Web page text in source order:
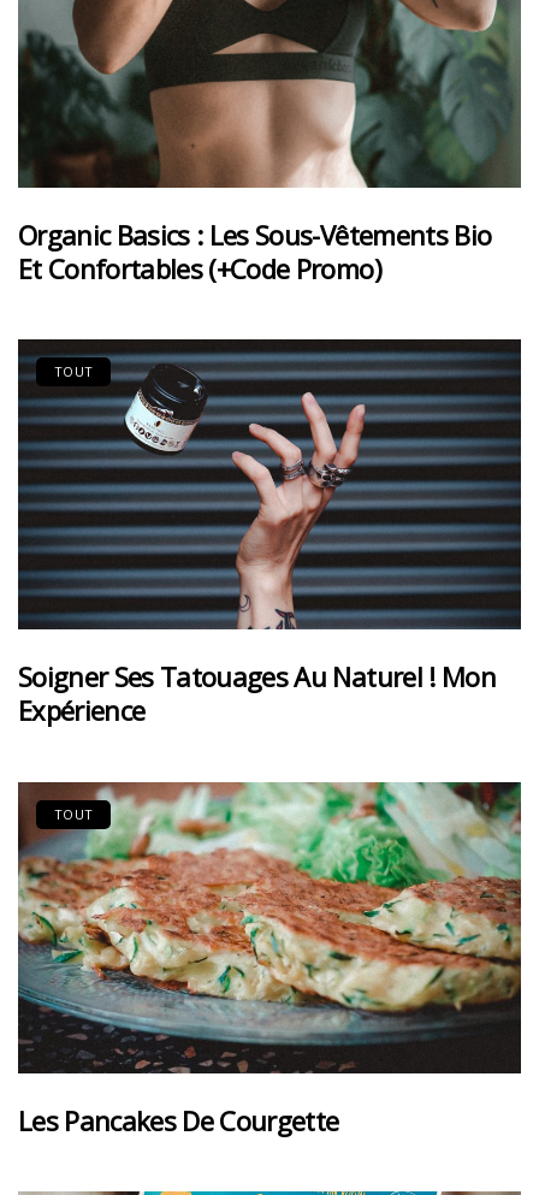
Organic Basics : Les Sous-Vêtements Bio
Et Confortables (+code Promo)
TOUT
Soigner Ses Tatouages Au Naturel ! Mon
Expérience
TOUT
Les Pancakes De Courgette